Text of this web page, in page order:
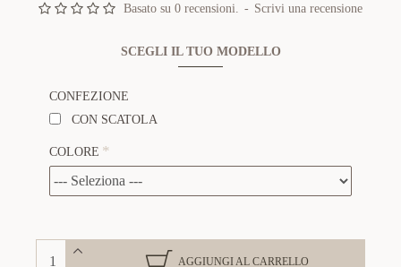
Basato su 0 recensioni. - Scrivi una recensione
SCEGLI IL TUO MODELLO
CONFEZIONE
CON SCATOLA
COLORE
AGGIUNGI AL CARRELLO